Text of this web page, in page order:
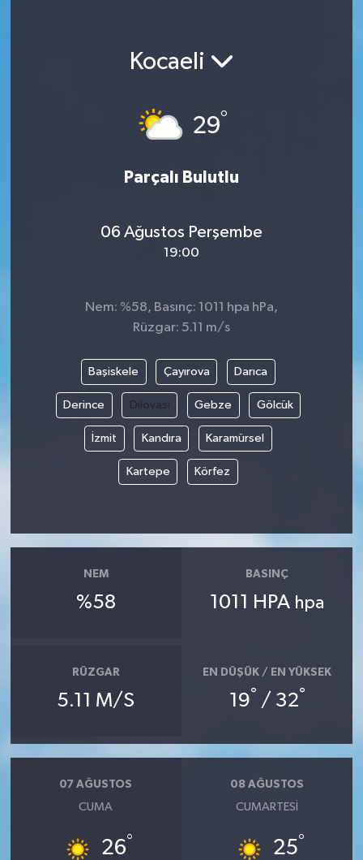
Kocaeli
29°
Parçalı Bulutlu
06 Ağustos Perşembe
19:00
Nem: %58, Basınç: 1011 hpa hPa,
Rüzgar: 5.11 m/s
Başiskele Çayırova Darıca
Derince Dilovası Gebze Gölcük
İzmit Kandıra Karamürsel
Kartepe Körfez
NEM
%58
BASINÇ
1011 HPA hpa
RÜZGAR
5.11 M/S
EN DÜŞÜK / EN YÜKSEK
19° / 32°
07 AĞUSTOS
CUMA
26°
08 AĞUSTOS
CUMARTESI
25°